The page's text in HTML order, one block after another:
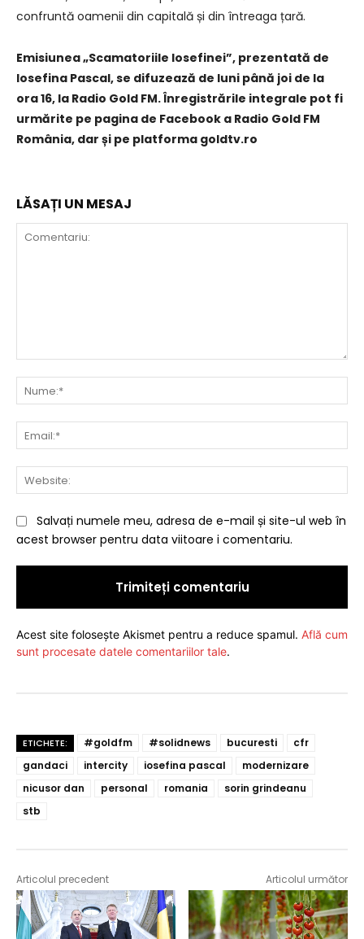
confruntă oamenii din capitală și din întreaga țară.
Emisiunea „Scamatoriile Iosefinei”, prezentată de
Iosefina Pascal, se difuzează de luni până joi de la
ora 16, la Radio Gold FM. Înregistrările integrale pot fi
urmărite pe pagina de Facebook a Radio Gold FM
România, dar și pe platforma goldtv.ro
LĂSAȚI UN MESAJ
Salvați numele meu, adresa de e-mail și site-ul web în
acest browser pentru data viitoare i comentariu.
Acest site folosește Akismet pentru a reduce spamul. Află cum
sunt procesate datele comentariilor tale.
ETICHETE: #goldfm #solidnews bucuresti
cfr
gandaci
intercity iosefina pascal
modernizare
nicusor dan
personal romania
sorin grindeanu
stb
Articolul precedent Articolul următor